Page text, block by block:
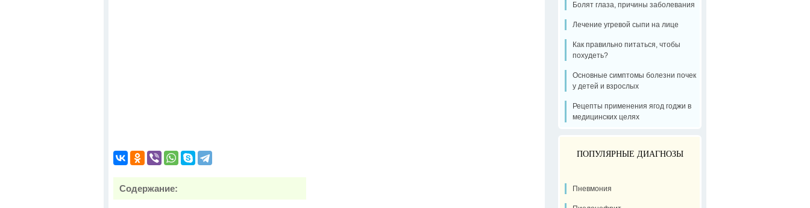
Содержание:
Болят глаза, причины заболевания
Лечение угревой сыпи на лице
Как правильно питаться, чтобы
похудеть?
Основные симптомы болезни почек
у детей и взрослых
Рецепты применения ягод годжи в
медицинских целях
ПОПУЛЯРНЫЕ ДИАГНОЗЫ
Пневмония